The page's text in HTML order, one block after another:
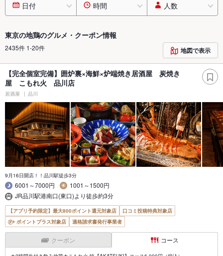
日付 時間 人数
東京の地鶏のグルメ・クーポン情報
2435件 1-20件 地図で表示
【完全個室完備】囲炉裏×海鮮×炉端焼き居酒屋 炭焼き
屋 こもれ火 品川店
居酒屋 品川
9月16日開店！！品川駅徒歩3分
6001～7000円
1001～1500円
JR品川駅港南口(東口)より徒歩約3分
【アプリ予約限定】最大800ポイント還元対象店
口コミ投稿特典対象店
ポイントプラス対象店
適格請求書発行事業者
クーポン コース